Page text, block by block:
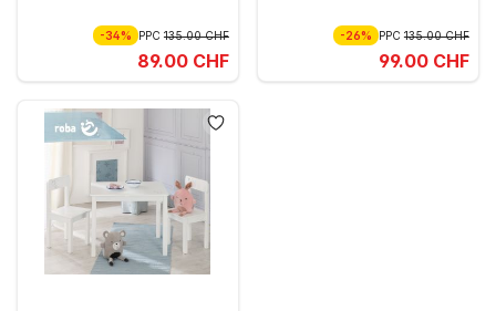
-34% PPC 135.00 CHF
89.00 CHF
-26% PPC135.00 CHF
99.00 CHF